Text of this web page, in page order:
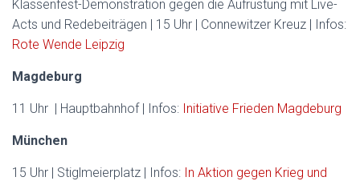
Klassenfest-Demonstration gegen die Aufrüstung mit Live-
Acts und Redebeiträgen | 15 Uhr | Connewitzer Kreuz | Infos:
Rote Wende Leipzig
Magdeburg
11 Uhr | Hauptbahnhof | Infos: Initiative Frieden Magdeburg
München
15 Uhr | Stiglmeierplatz | Infos: In Aktion gegen Krieg und